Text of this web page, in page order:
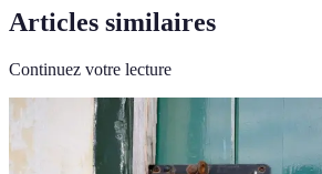
Articles similaires
Continuez votre lecture